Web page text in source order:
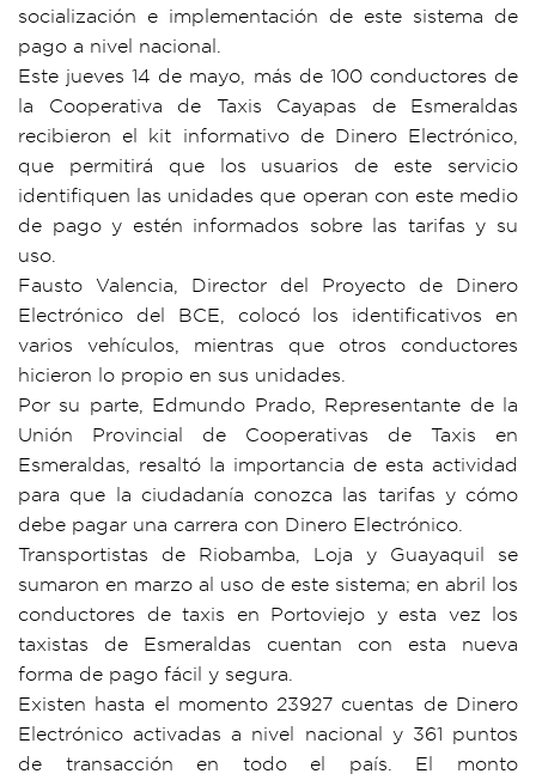
socialización e implementación de este sistema de
pago a nivel nacional.
Este jueves 14 de mayo, más de 100 conductores de
la Cooperativa de Taxis Cayapas de Esmeraldas
recibieron el kit informativo de Dinero Electrónico,
que permitirá que los usuarios de este servicio
identifiquen las unidades que operan con este medio
de pago y estén informados sobre las tarifas y su
uso.
Fausto Valencia, Director del Proyecto de Dinero
Electrónico del BCE, colocó los identificativos en
varios vehículos, mientras que otros conductores
hicieron lo propio en sus unidades.
Por su parte, Edmundo Prado, Representante de la
Unión Provincial de Cooperativas de Taxis en
Esmeraldas, resaltó la importancia de esta actividad
para que la ciudadanía conozca las tarifas y cómo
debe pagar una carrera con Dinero Electrónico.
Transportistas de Riobamba, Loja y Guayaquil se
sumaron en marzo al uso de este sistema; en abril los
conductores de taxis en Portoviejo y esta vez los
taxistas de Esmeraldas cuentan con esta nueva
forma de pago fácil y segura.
Existen hasta el momento 23927 cuentas de Dinero
Electrónico activadas a nivel nacional y 361 puntos
de transacción en todo el país. El monto